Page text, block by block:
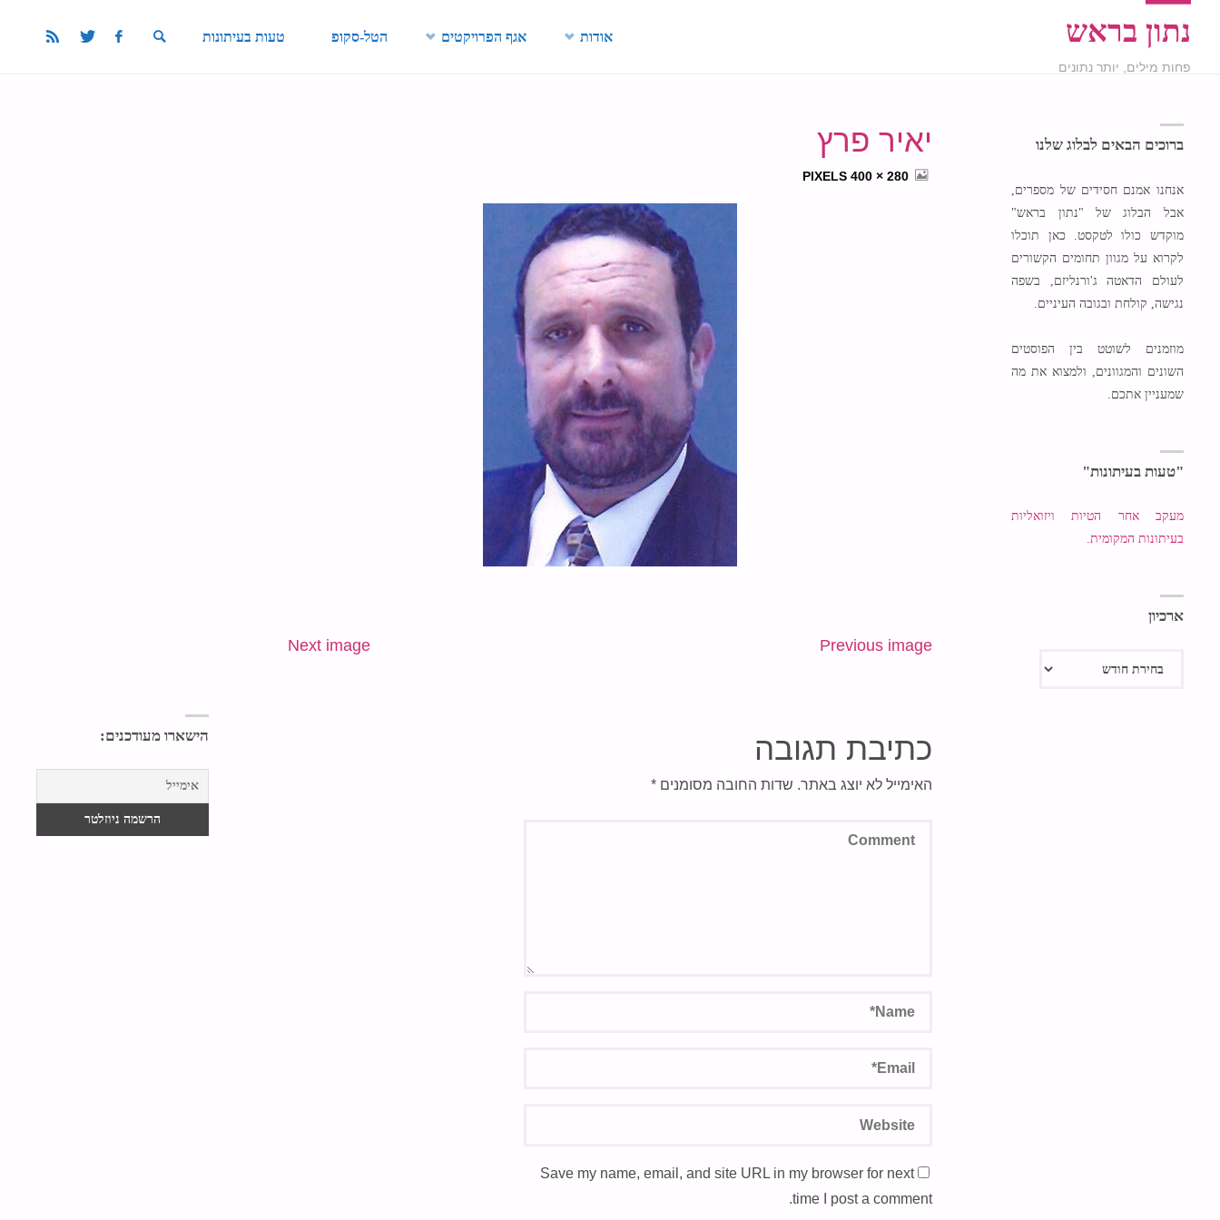
נתון בראש
פחות מילים, יותר נתונים
אודות אגף הפרויקטים הטל-סקופ טעות בעיתונות
יאיר פרץ
FULL
280 × 400
PIXELS
Previous image
Next image
כתיבת תגובה
האימייל לא יוצג באתר. שדות החובה מסומנים*
Save my name, email, and site URL in my browser for next
time I post a comment.
ברוכים הבאים לבלוג שלנו
אנחנו אמנם חסידים של מספרים,
אבל הבלוג של "נתון בראש"
מוקדש כולו לטקסט. כאן תוכלו
לקרוא על מגוון תחומים הקשורים
לעולם הדאטה ג'ורנליזם, בשפה
נגישה, קולחת ובגובה העיניים.
מוזמנים לשוטט בין הפוסטים
השונים והמגוונים, ולמצוא את מה
שמעניין אתכם.
"טעות בעיתונות"
מעקב אחר הטיות ויזואליות
בעיתונות המקומית.
ארכיון
הישארו מעודכנים: